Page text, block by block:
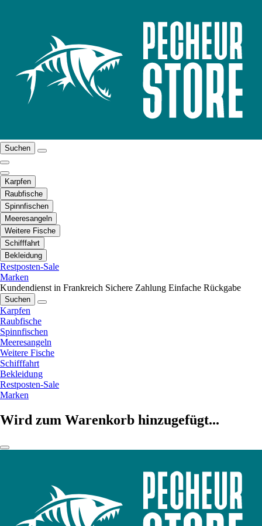
Suchen
Karpfen
Raubfische
Spinnfischen
Meeresangeln
Weitere Fische
Schifffahrt
Bekleidung
Restposten-Sale
Marken
Kundendienst in Frankreich Sichere Zahlung Einfache Rückgabe
Suchen
Karpfen
Raubfische
Spinnfischen
Meeresangeln
Weitere Fische
Schifffahrt
Bekleidung
Restposten-Sale
Marken
Wird zum Warenkorb hinzugefügt...